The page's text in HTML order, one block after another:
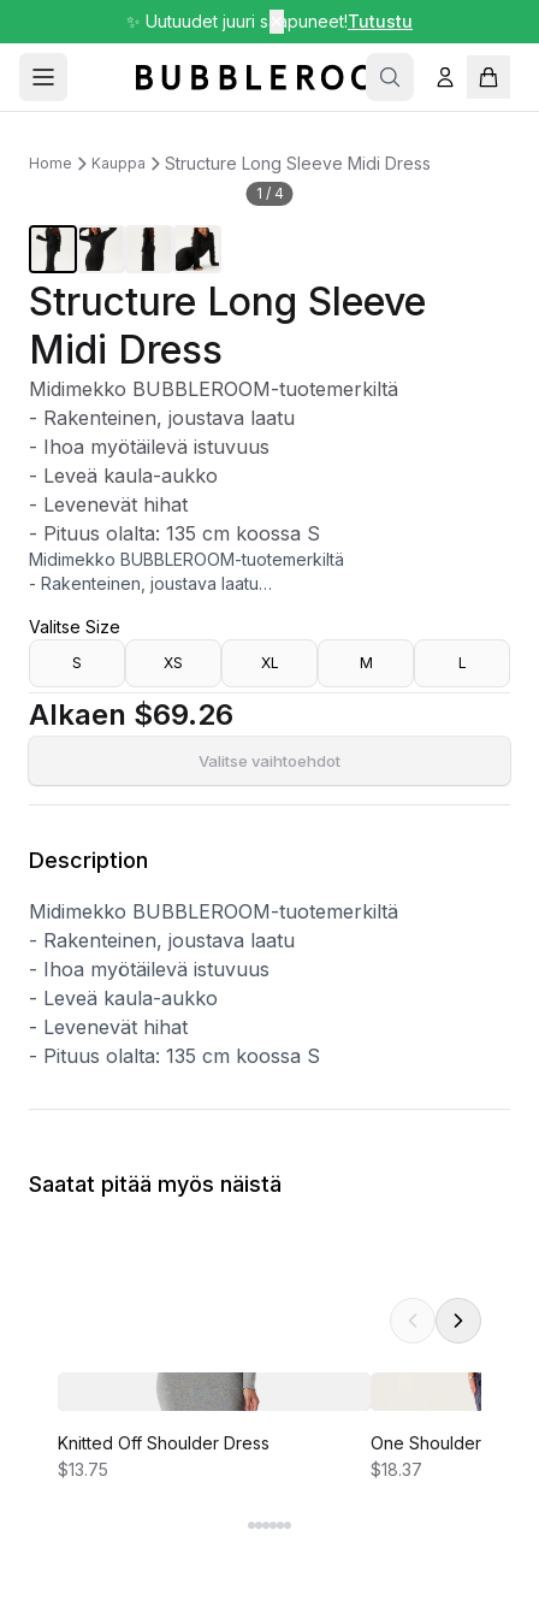
✨ Uutuudet juuri saapuneet!Tutustu
Home Kauppa Structure Long Sleeve Midi Dress
1 / 4
Structure Long Sleeve
Midi Dress
Midimekko BUBBLEROOM-tuotemerkiltä
- Rakenteinen, joustava laatu
- Ihoa myötäilevä istuvuus
- Leveä kaula-aukko
- Levenevät hihat
- Pituus olalta: 135 cm koossa S
Midimekko BUBBLEROOM-tuotemerkiltä
- Rakenteinen, joustava laatu
- Leveä kaula-aukko
- Levenevät hihat
- Pituus olalta: 135 cm koossa S
Valitse Size
S XS XL M L
Alkaen $69.26
Valitse vaihtoehdot
Description
Midimekko BUBBLEROOM-tuotemerkiltä
- Rakenteinen, joustava laatu
- Ihoa myötäilevä istuvuus
- Leveä kaula-aukko
- Levenevät hihat
- Pituus olalta: 135 cm koossa S
Saatat pitää myös näistä
Knitted Off Shoulder Dress
$13.75
One Shoulder
$18.37